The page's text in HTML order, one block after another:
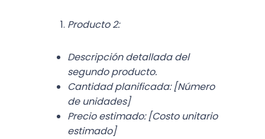
Producto 2:
Descripción detallada del
segundo producto.
Cantidad planificada: [Número
de unidades]
Precio estimado: [Costo unitario
estimado]